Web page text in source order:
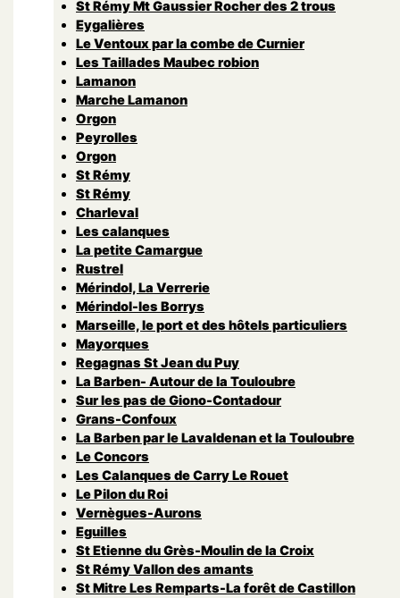
St Rémy Mt Gaussier Rocher des 2 trous
Eygalières
Le Ventoux par la combe de Curnier
Les Taillades Maubec robion
Lamanon
Marche Lamanon
Orgon
Peyrolles
Orgon
St Rémy
St Rémy
Charleval
Les calanques
La petite Camargue
Rustrel
Mérindol, La Verrerie
Mérindol-les Borrys
Marseille, le port et des hôtels particuliers
Mayorques
Regagnas St Jean du Puy
La Barben- Autour de la Touloubre
Sur les pas de Giono-Contadour
Grans-Confoux
La Barben par le Lavaldenan et la Touloubre
Le Concors
Les Calanques de Carry Le Rouet
Le Pilon du Roi
Vernègues-Aurons
Eguilles
St Etienne du Grès-Moulin de la Croix
St Rémy Vallon des amants
St Mitre Les Remparts-La forêt de Castillon